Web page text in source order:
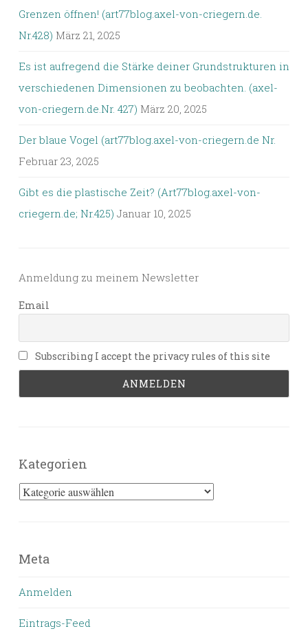
Grenzen öffnen! (art77blog.axel-von-criegern.de.
Nr.428) März 21, 2025
Es ist aufregend die Stärke deiner Grundstrukturen in
verschiedenen Dimensionen zu beobachten. (axel-
von-criegern.de.Nr. 427) März 20, 2025
Der blaue Vogel (art77blog.axel-von-criegern.de Nr.
Februar 23, 2025
Gibt es die plastische Zeit? (Art77blog.axel-von-
criegern.de; Nr.425) Januar 10, 2025
Anmeldung zu meinem Newsletter
Email
Subscribing I accept the privacy rules of this site
Kategorien
Kategorien
Meta
Anmelden
Eintrags-Feed